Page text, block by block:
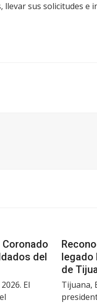
llevar sus solicitudes
del
El
legado
de
Tijuana,